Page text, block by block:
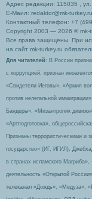
Адрес редакции: 115035 ,
Е-Маил: redaktor@mk-turkey.ru
Контактный телефон: +7
Copyright 2003 — 2026 © mk-
Все права защищены. При
на сайт mk-turkey.ru
Для читателей : В России
с коррупцией, признан
«Свидетели Иеговы», «Армия
против нелегальной
Бандеры», «Мизантропик
«Артподготовка»,
Признаны террористическими и
государство» (ИГ, ИГИЛ),
в странах исламского
деятельность «Открытой
телеканал «Дождь», «Медуза»,